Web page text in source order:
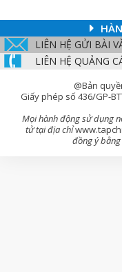
LIÊN HỆ GỬI BÀI
LIÊN HỆ QUẢNG
@Bản
Giấy phép số 436/GP-
Mọi hành động sử dụng
tử tại địa chỉ
đồng ý